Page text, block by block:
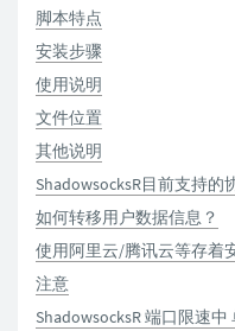
脚本特点
安装步骤
使用说明
文件位置
其他说明
ShadowsocksR目前支持的
如何转移用户数据信息？
使用阿里云/腾讯云等存着
注意
ShadowsocksR 端口限速